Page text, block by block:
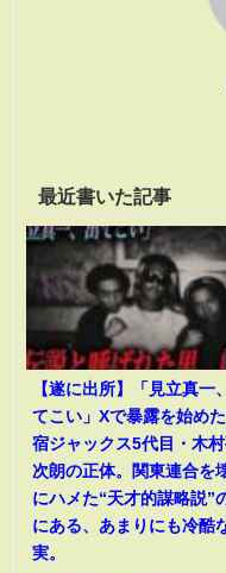
最近書いた記事
【遂に出所】「見立真一
てこい」Xで暴露を始め
宿ジャックス5代目・木
次朗の正体。関東連合を
にハメた“天才的謀略説”
にある、あまりにも冷酷
実。